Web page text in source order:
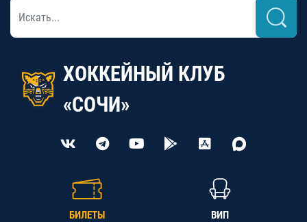
ХОККЕЙНЫЙ КЛУБ
«СОЧИ»
БИЛЕТЫ ВИП